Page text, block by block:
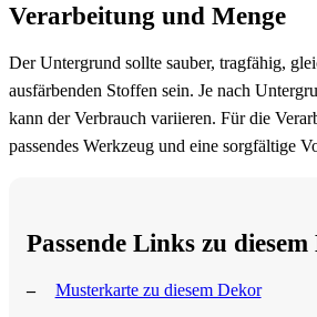
Verarbeitung und Menge
Der Untergrund sollte sauber, tragfähig,
ausfärbenden Stoffen sein. Je nach
kann der Verbrauch variieren. Für die
passendes Werkzeug und eine sorgfältige
Passende Links zu
Musterkarte zu diesem Dekor